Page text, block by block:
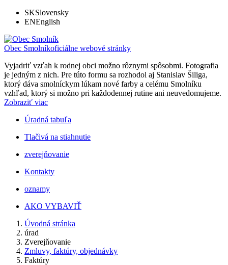
SKSlovensky
ENEnglish
Obec Smolníkoficiálne webové stránky
Vyjadriť vzťah k rodnej obci možno rôznymi spôsobmi. Fotografia
je jedným z nich. Pre túto formu sa rozhodol aj Stanislav Šiliga,
ktorý dáva smolníckym lúkam nové farby a celému Smolníku
vzhľad, ktorý si možno pri každodennej rutine ani neuvedomujeme.
Zobraziť viac
Úradná tabuľa
Tlačivá na stiahnutie
zverejňovanie
Kontakty
oznamy
AKO VYBAVIŤ
Úvodná stránka
úrad
Zverejňovanie
Zmluvy, faktúry, objednávky
Faktúry